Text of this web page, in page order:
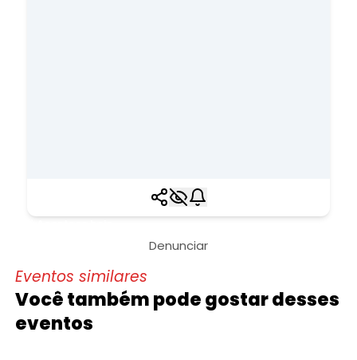
Denunciar
Eventos similares
Você também pode gostar desses
eventos